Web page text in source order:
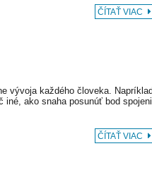
ČÍTAŤ VIAC
vývoja každého človeka. Napríklad
ako snaha posunúť bod
ČÍTAŤ VIAC